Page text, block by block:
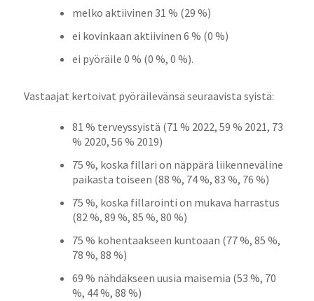
melko aktiivinen 31 % (29 %)
ei kovinkaan aktiivinen 6 % (0 %)
ei pyöräile 0 % (0 %, 0 %).
Vastaajat kertoivat pyöräilevänsä seuraavista syistä:
81 % terveyssyistä (71 % 2022, 59 % 2021, 73
% 2020, 56 % 2019)
75 %, koska fillari on näppärä liikenneväline
paikasta toiseen (88 %, 74 %, 83 %, 76 %)
75 %, koska fillarointi on mukava harrastus
(82 %, 89 %, 85 %, 80 %)
75 % kohentaakseen kuntoaan (77 %, 85 %,
78 %, 88 %)
69 % nähdäkseen uusia maisemia (53 %, 70
%, 44 %, 88 %)